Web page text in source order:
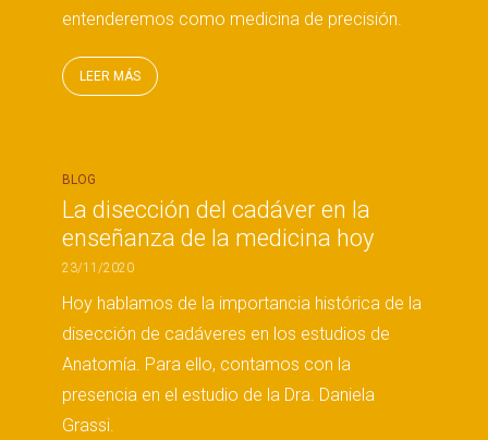
entenderemos como medicina de precisión.
LEER MÁS
BLOG
La disección del cadáver en la
enseñanza de la medicina hoy
23/11/2020
Hoy hablamos de la importancia histórica de la
disección de cadáveres en los estudios de
Anatomía. Para ello, contamos con la
presencia en el estudio de la Dra. Daniela
Grassi.